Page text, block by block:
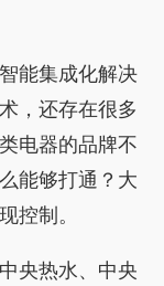
能集成化解决
，还存在很多
电器的品牌不
能够打通？大
控制。
央热水、中央